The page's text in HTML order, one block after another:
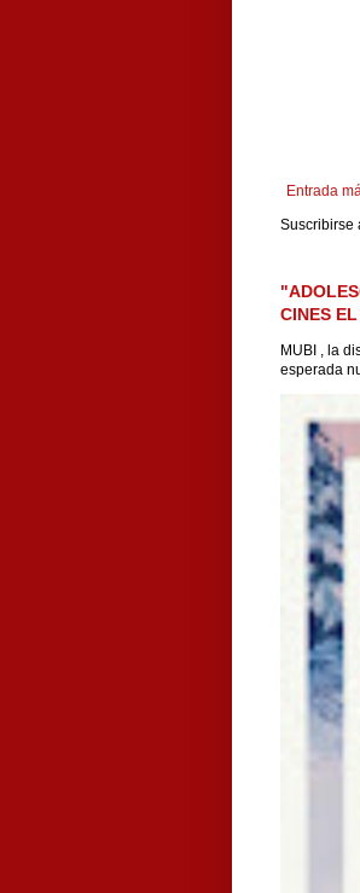
Entrada
Suscribirse
CINES
MUBI , la
esperada